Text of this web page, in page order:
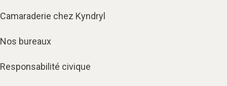
Camaraderie chez Kyndryl
Nos bureaux
Responsabilité civique